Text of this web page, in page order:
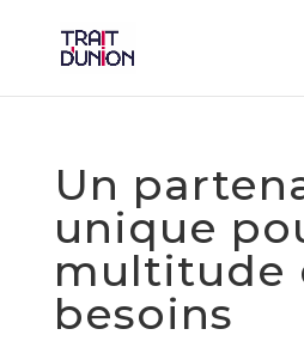
Un
unique
multitude
besoins